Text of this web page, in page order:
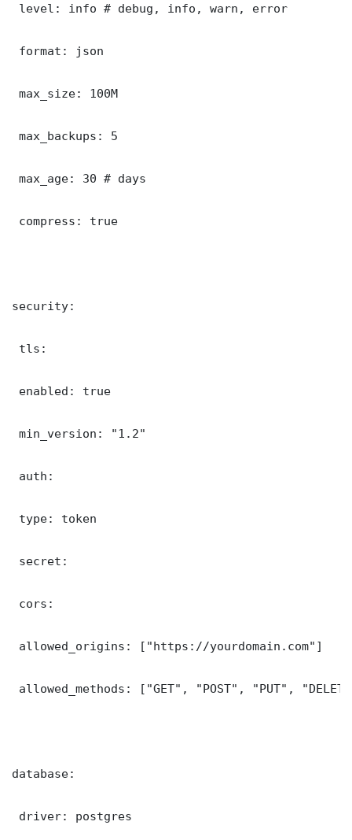
level: info # debug, info, warn, error
format: json
max_size: 100M
max_backups: 5
max_age: 30 # days
compress: true
security:
tls:
enabled: true
min_version: "1.2"
auth:
type: token
secret:
cors:
allowed_origins: ["https://yourdomain.com"]
allowed_methods: ["GET", "POST", "PUT",
database:
driver: postgres